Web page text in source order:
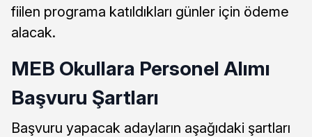
fiilen programa katıldıkları günler için ödeme
alacak.
MEB Okullara Personel Alımı
Başvuru Şartları
Başvuru yapacak adayların aşağıdaki şartları